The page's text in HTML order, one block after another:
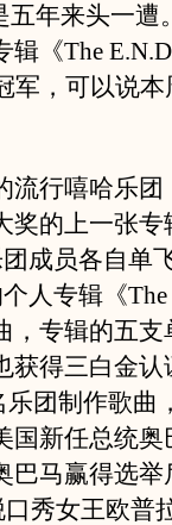
年来头一遭
《The
军，可以说
行嘻哈乐团
奖的上一张专
成员各自单
人专辑《The
，专辑的五支
获得三白金认
团制作歌曲
国新任总统奥
巴马赢得选举
秀女王欧普